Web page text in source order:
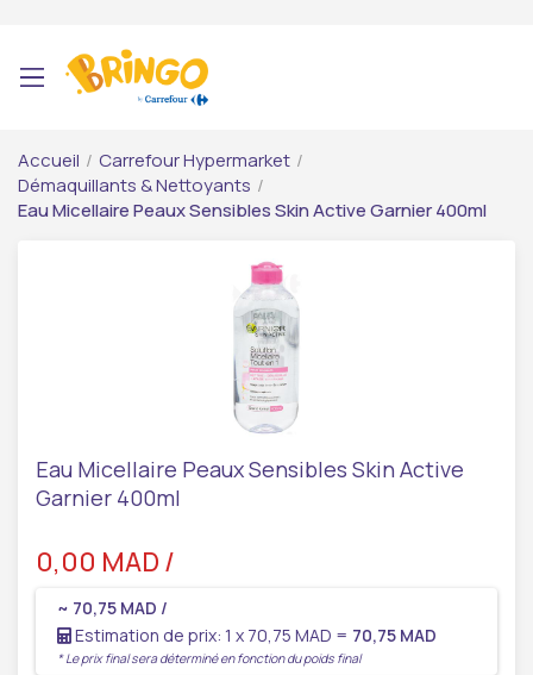
Accueil / Carrefour Hypermarket /
Démaquillants & Nettoyants /
Eau Micellaire Peaux Sensibles Skin Active Garnier 400ml
Eau Micellaire Peaux Sensibles Skin Active
Garnier 400ml
0,00 MAD /
~ 70,75 MAD /
Estimation de prix: 1 x 70,75 MAD = 70,75 MAD
* Le prix final sera déterminé en fonction du poids final